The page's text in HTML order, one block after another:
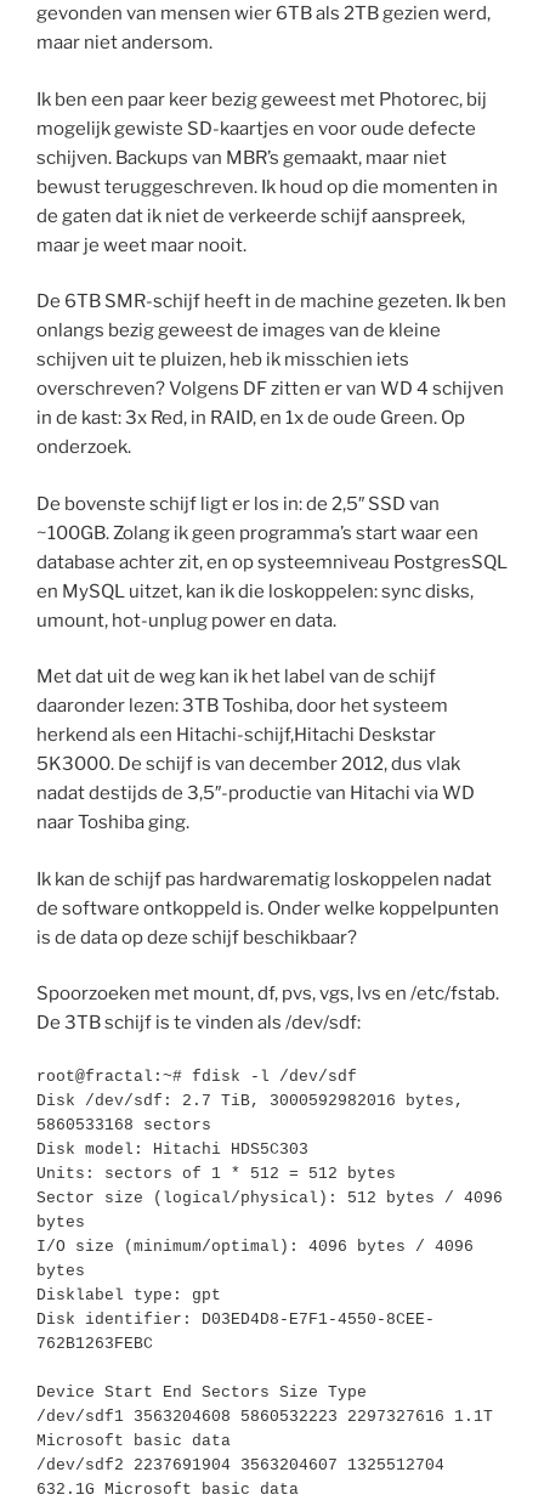
gevonden van mensen wier 6TB als 2TB gezien werd,
maar niet andersom.
Ik ben een paar keer bezig geweest met Photorec, bij
mogelijk gewiste SD-kaartjes en voor oude defecte
schijven. Backups van MBR’s gemaakt, maar niet
bewust teruggeschreven. Ik houd op die momenten in
de gaten dat ik niet de verkeerde schijf aanspreek,
maar je weet maar nooit.
De 6TB SMR-schijf heeft in de machine gezeten. Ik ben
onlangs bezig geweest de images van de kleine
schijven uit te pluizen, heb ik misschien iets
overschreven? Volgens DF zitten er van WD 4 schijven
in de kast: 3x Red, in RAID, en 1x de oude Green. Op
onderzoek.
De bovenste schijf ligt er los in: de 2,5″ SSD van
~100GB. Zolang ik geen programma’s start waar een
database achter zit, en op systeemniveau PostgresSQL
en MySQL uitzet, kan ik die loskoppelen: sync disks,
umount, hot-unplug power en data.
Met dat uit de weg kan ik het label van de schijf
daaronder lezen: 3TB Toshiba, door het systeem
herkend als een Hitachi-schijf,Hitachi Deskstar
5K3000. De schijf is van december 2012, dus vlak
nadat destijds de 3,5″-productie van Hitachi via WD
naar Toshiba ging.
Ik kan de schijf pas hardwarematig loskoppelen nadat
de software ontkoppeld is. Onder welke koppelpunten
is de data op deze schijf beschikbaar?
Spoorzoeken met mount, df, pvs, vgs, lvs en /etc/fstab.
De 3TB schijf is te vinden als /dev/sdf:
root@fractal:~# fdisk -l /dev/sdf
Disk /dev/sdf: 2.7 TiB, 3000592982016 bytes,
5860533168 sectors
Disk model: Hitachi HDS5C303
Units: sectors of 1 * 512 = 512 bytes
Sector size (logical/physical): 512 bytes / 4096
bytes
I/O size (minimum/optimal): 4096 bytes / 4096
bytes
Disklabel type: gpt
Disk identifier: D03ED4D8-E7F1-4550-8CEE-
762B1263FEBC
Device Start End Sectors Size Type
/dev/sdf1 3563204608 5860532223 2297327616 1.1T
Microsoft basic data
/dev/sdf2 2237691904 3563204607 1325512704
632.1G Microsoft basic data